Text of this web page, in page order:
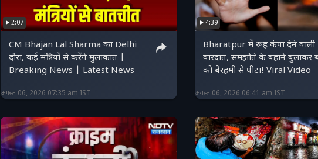
2:07
CM Bhajan Lal Sharma का Delhi
दौरा, कई मंत्रियों से करेंगे मुलाकात |
Breaking News | Latest News
अगस्त 06, 2026 07:35 am IST
4:39
Bharatpur में रूह कंपा देने वाली
वारदात, समझौते के बहाने बुलाकर बहू
को बेरहमी से पीटा! Viral Video
अगस्त 06, 2026 06:41 am IST